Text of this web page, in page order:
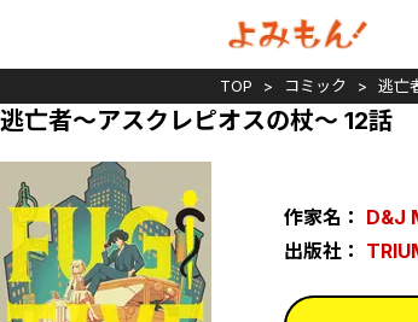
TOP コミック 逃亡
逃亡者～アスクレピオスの杖～ 12話
作家名： D&J
出版社：